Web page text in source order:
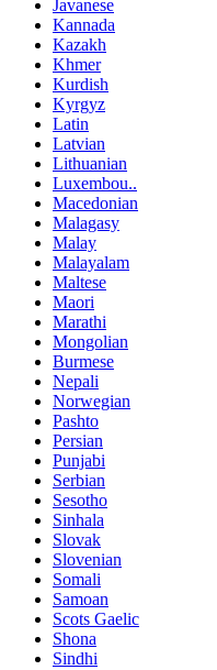
Javanese
Kannada
Kazakh
Khmer
Kurdish
Kyrgyz
Latin
Latvian
Lithuanian
Luxembou..
Macedonian
Malagasy
Malay
Malayalam
Maltese
Maori
Marathi
Mongolian
Burmese
Nepali
Norwegian
Pashto
Persian
Punjabi
Serbian
Sesotho
Sinhala
Slovak
Slovenian
Somali
Samoan
Scots Gaelic
Shona
Sindhi